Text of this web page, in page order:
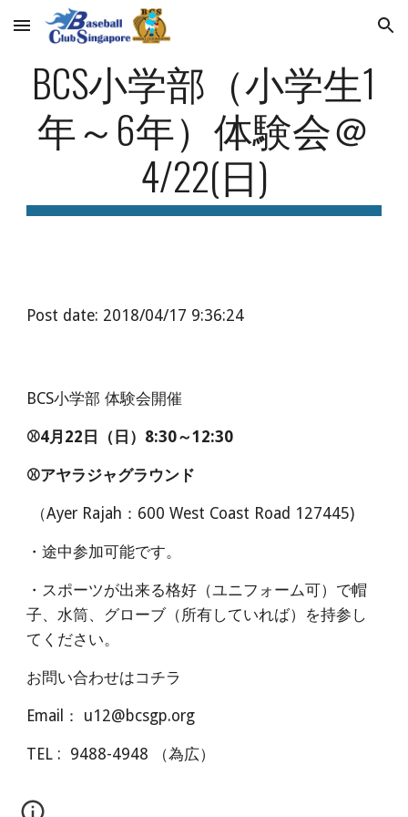
Skip to main content Skip to navigation
BCS小学部（小学生1
年～6年）体験会＠
4/22(日)
Post date: 2018/04/17 9:36:24
BCS小学部 体験会開催
⚾4月22日（日）8:30～12:30
⚾アヤラジャグラウンド
（Ayer Rajah：600 West Coast Road 127445)
・途中参加可能です。
・スポーツが出来る格好（ユニフォーム可）で帽
子、水筒、グローブ（所有していれば）を持参し
てください。
お問い合わせはコチラ
Email： u12@bcsgp.org
TEL : 9488-4948 （為広）